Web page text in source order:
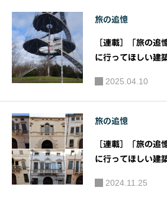
明（植松
千明建築
事務所）
旅の追憶
［連載］「旅の追
に行ってほしい建
2025.04.10
旅の追憶
［連載］「旅の追
に行ってほしい建
2024.11.25